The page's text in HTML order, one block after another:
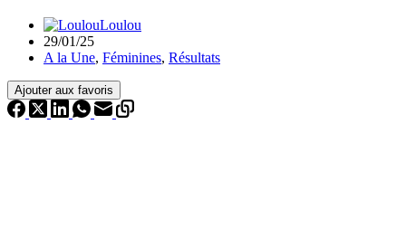
Loulou
29/01/25
A la Une, Féminines, Résultats
Ajouter aux favoris